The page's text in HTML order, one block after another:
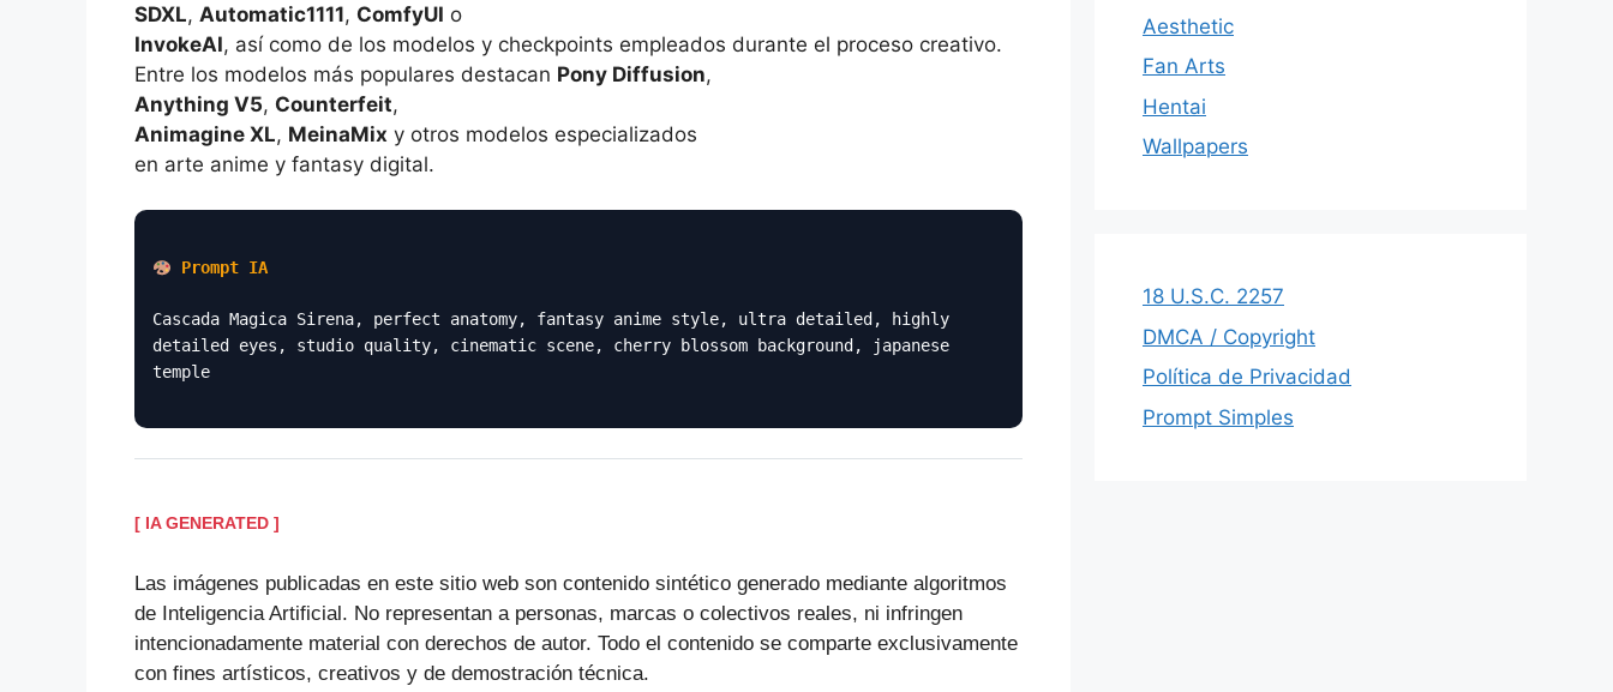
SDXL, Automatic1111, ComfyUI o
InvokeAI, así como de los modelos y checkpoints empleados durante el proceso creativo.
Entre los modelos más populares destacan Pony Diffusion,
Anything V5, Counterfeit,
Animagine XL, MeinaMix y otros modelos especializados
en arte anime y fantasy digital.
Prompt IA
Cascada Magica Sirena, perfect anatomy, fantasy anime style, ultra detailed, highly
detailed eyes, studio quality, cinematic scene, cherry blossom background, japanese
temple
[ IA GENERATED ]
Las imágenes publicadas en este sitio web son contenido sintético generado mediante algoritmos
de Inteligencia Artificial. No representan a personas, marcas o colectivos reales, ni infringen
intencionadamente material con derechos de autor. Todo el contenido se comparte exclusivamente
con fines artísticos, creativos y de demostración técnica.
Aesthetic
Fan Arts
Hentai
Wallpapers
18 U.S.C. 2257
DMCA / Copyright
Política de Privacidad
Prompt Simples